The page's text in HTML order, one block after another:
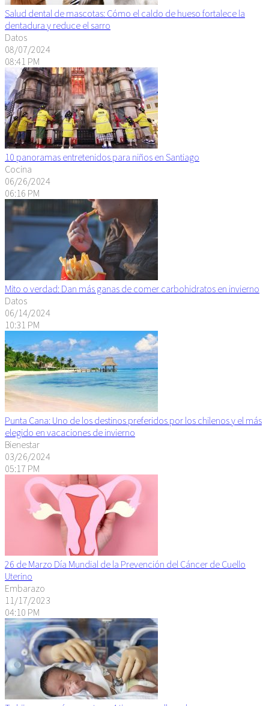
Salud dental de mascotas: Cómo el caldo de hueso fortalece la
dentadura y reduce el sarro
Datos
08/07/2024
08:41 PM
10 panoramas entretenidos para niños en Santiago
Cocina
06/26/2024
06:16 PM
Mito o verdad: Dan más ganas de comer carbohidratos en invierno
Datos
06/14/2024
10:31 PM
Punta Cana: Uno de los destinos preferidos por los chilenos y el más
elegido en vacaciones de invierno
Bienestar
03/26/2024
05:17 PM
26 de Marzo Día Mundial de la Prevención del Cáncer de Cuello
Uterino
Embarazo
11/17/2023
04:10 PM